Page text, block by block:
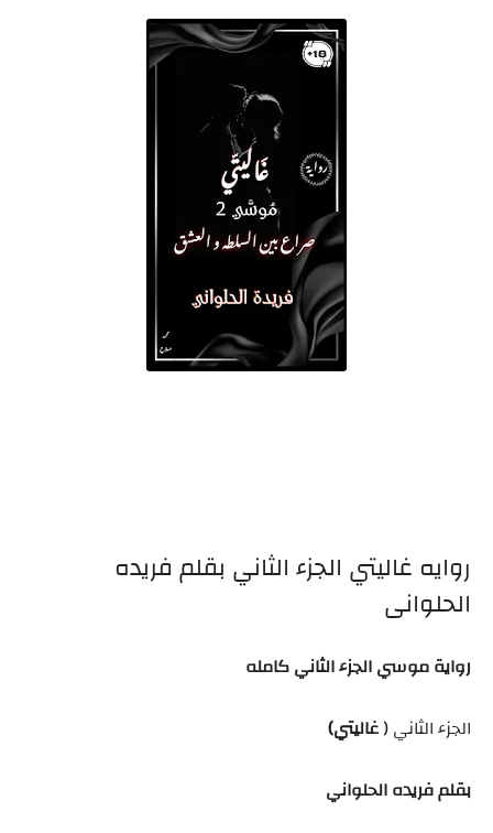
روايه غاليتي الجزء الثاني بقلم فريده
الحلوانى
رواية موسي الجزء الثاني كامله
الجزء الثاني (غاليتي)
بقلم فريده الحلواني